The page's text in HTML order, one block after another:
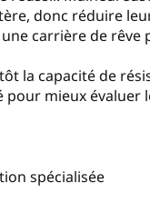
donc réduire
carrière de rêve
la capacité de
mieux évaluer
spécialisée